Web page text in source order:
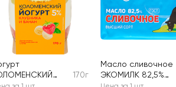
170г
Масло сливочное
ЭКОМИЛК 82,5%